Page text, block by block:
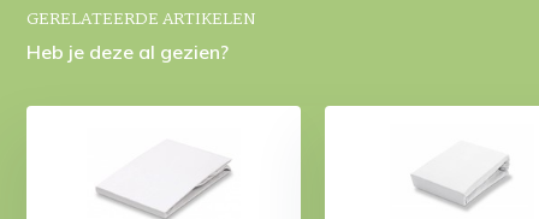
GERELATEERDE ARTIKELEN
Heb je deze al gezien?